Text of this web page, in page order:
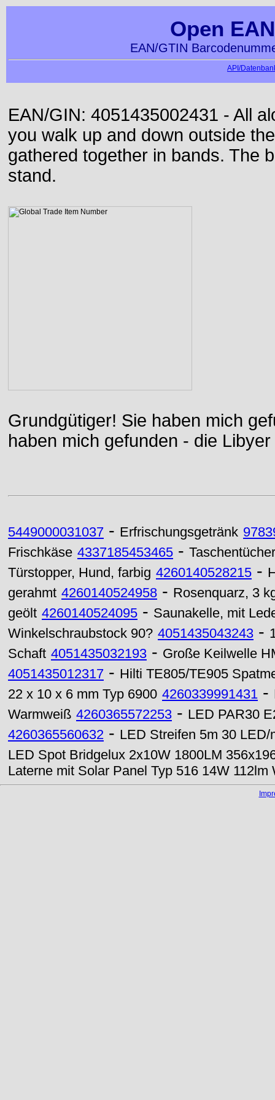
Open
EAN/GTIN
API/
EAN/GIN: 4051435002431 - All
you walk up and down outside
gathered together in bands. The
stand.
Grundgütiger! Sie haben mich
haben mich gefunden - die
5449000031037 - Erfrischungsgetränk
Frischkäse 4337185453465 - Taschentücher
Türstopper, Hund, farbig 4260140528215 -
gerahmt 4260140524958 - Rosenquarz, 3
geölt 4260140524095 - Saunakelle, mit
Winkelschraubstock 90? 4051435043243 -
Schaft 4051435032193 - Große Keilwelle
4051435012317 - Hilti TE805/TE905
22 x 10 x 6 mm Typ 6900 4260339991431 -
Warmweiß 4260365572253 - LED PAR30
4260365560632 - LED Streifen 5m 30
LED Spot Bridgelux 2x10W 1800LM
Laterne mit Solar Panel Typ 516 14W 112lm